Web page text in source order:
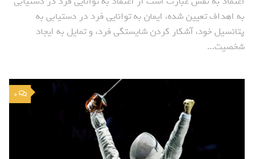
به اهداف تعیین شده، ایمان به توانایی فرد در دستیابی به
پتانسیل خود، آشکار کردن شایستگی فرد، و تمایل به ایجاد
شخصیت...
0